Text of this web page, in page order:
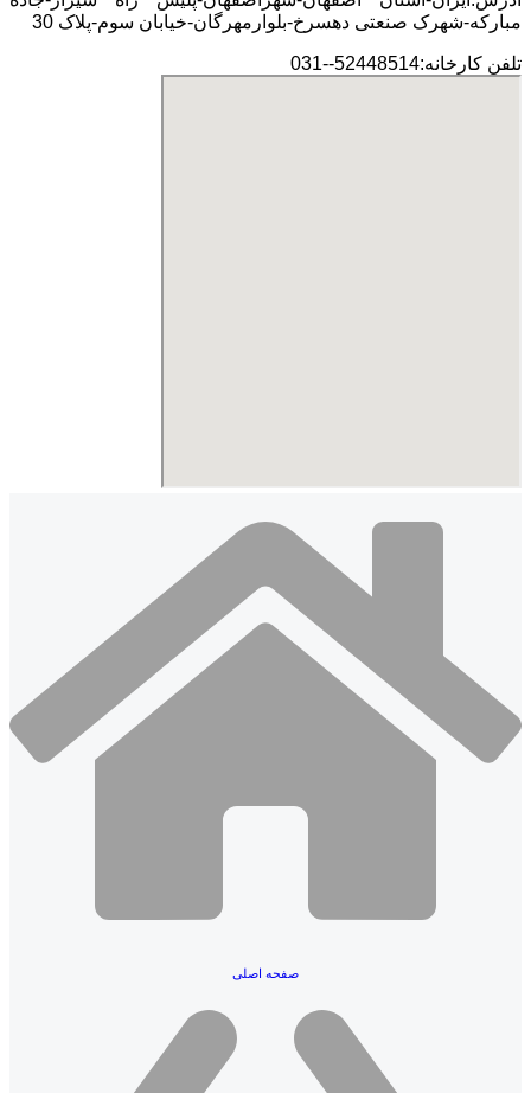
مبارکه-شهرک صنعتی دهسرخ-بلوارمهرگان-خیابان سوم-پلاک 30
تلفن کارخانه:52448514--031
صفحه اصلی